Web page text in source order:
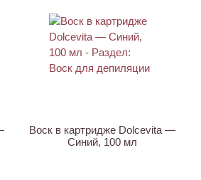
Воск в картридже Dolcevita —
Синий, 100 мл